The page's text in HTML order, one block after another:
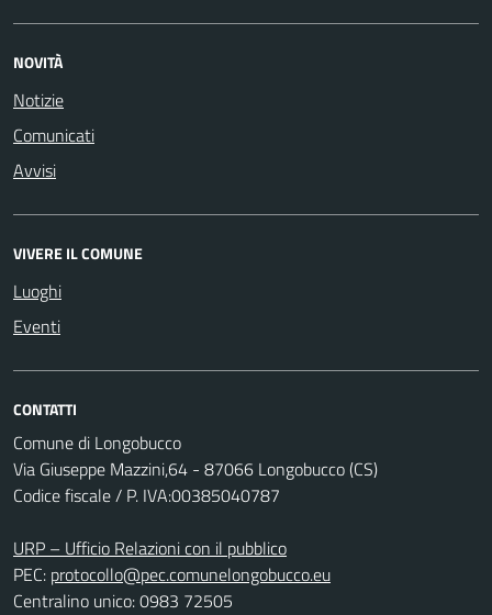
NOVITÀ
Notizie
Comunicati
Avvisi
VIVERE IL COMUNE
Luoghi
Eventi
CONTATTI
Comune di Longobucco
Via Giuseppe Mazzini,64 - 87066 Longobucco (CS)
Codice fiscale / P. IVA:00385040787
URP – Ufficio Relazioni con il pubblico
PEC: protocollo@pec.comunelongobucco.eu
Centralino unico: 0983 72505